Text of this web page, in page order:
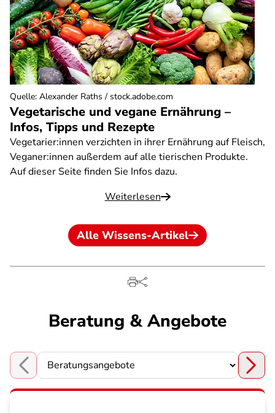
Vegetarische und vegane Ernährung –
Infos, Tipps und Rezepte
Vegetarier:innen verzichten in ihrer Ernährung auf Fleisch,
Veganer:innen außerdem auf alle tierischen Produkte.
Auf dieser Seite finden Sie Infos dazu.
Weiterlesen
Quelle: Alexander Raths / stock.adobe.com
Alle Wissens-Artikel
Beratung & Angebote
Choose a section